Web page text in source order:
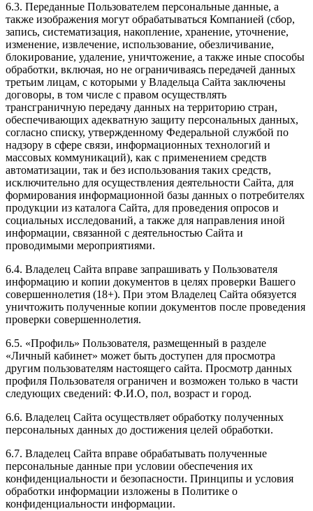
6.3. Переданные Пользователем персональные данные, а
также изображения могут обрабатываться Компанией (сбор,
запись, систематизация, накопление, хранение, уточнение,
изменение, извлечение, использование, обезличивание,
блокирование, удаление, уничтожение, а также иные способы
обработки, включая, но не ограничиваясь передачей данных
третьим лицам, с которыми у Владельца Сайта заключены
договоры, в том числе с правом осуществлять
трансграничную передачу данных на территорию стран,
обеспечивающих адекватную защиту персональных данных,
согласно списку, утвержденному Федеральной службой по
надзору в сфере связи, информационных технологий и
массовых коммуникаций), как с применением средств
автоматизации, так и без использования таких средств,
исключительно для осуществления деятельности Сайта, для
формирования информационной базы данных о потребителях
продукции из каталога Сайта, для проведения опросов и
социальных исследований, а также для направления иной
информации, связанной с деятельностью Сайта и
проводимыми мероприятиями.
6.4. Владелец Сайта вправе запрашивать у Пользователя
информацию и копии документов в целях проверки Вашего
совершеннолетия (18+). При этом Владелец Сайта обязуется
уничтожить полученные копии документов после проведения
проверки совершеннолетия.
6.5. «Профиль» Пользователя, размещенный в разделе
«Личный кабинет» может быть доступен для просмотра
другим пользователям настоящего сайта. Просмотр данных
профиля Пользователя ограничен и возможен только в части
следующих сведений: Ф.И.О, пол, возраст и город.
6.6. Владелец Сайта осуществляет обработку полученных
персональных данных до достижения целей обработки.
6.7. Владелец Сайта вправе обрабатывать полученные
персональные данные при условии обеспечения их
конфиденциальности и безопасности. Принципы и условия
обработки информации изложены в Политике о
конфиденциальности информации.